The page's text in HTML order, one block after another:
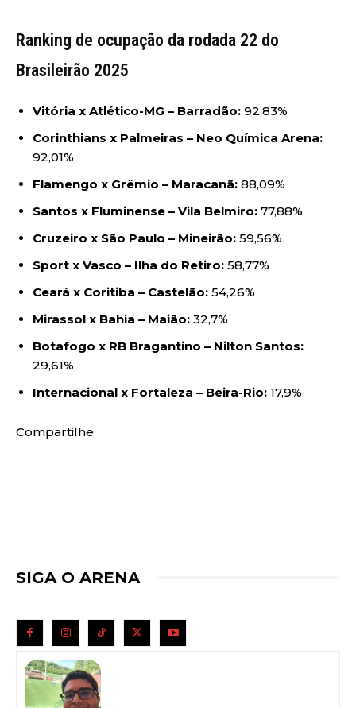
Ranking de ocupação da rodada 22 do
Brasileirão 2025
Vitória x Atlético-MG – Barradão: 92,83%
Corinthians x Palmeiras – Neo Química Arena:
92,01%
Flamengo x Grêmio – Maracanã: 88,09%
Santos x Fluminense – Vila Belmiro: 77,88%
Cruzeiro x São Paulo – Mineirão: 59,56%
Sport x Vasco – Ilha do Retiro: 58,77%
Ceará x Coritiba – Castelão: 54,26%
Mirassol x Bahia – Maião: 32,7%
Botafogo x RB Bragantino – Nilton Santos:
29,61%
Internacional x Fortaleza – Beira-Rio: 17,9%
Compartilhe
SIGA O ARENA